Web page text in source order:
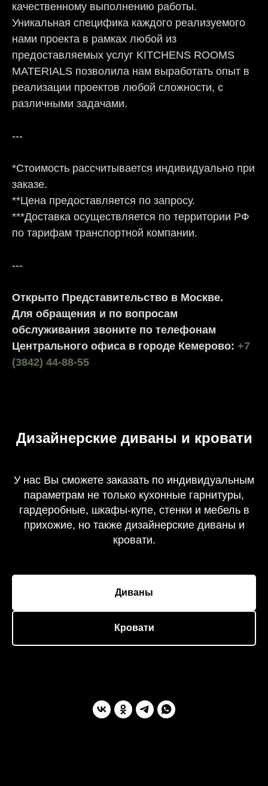
качественному выполнению работы.
Уникальная специфика каждого реализуемого
нами проекта в рамках любой из
предоставляемых услуг KITCHENS ROOMS
MATERIALS позволила нам выработать опыт в
реализации проектов любой сложности, с
различными задачами.
---
*Стоимость рассчитывается индивидуально при
заказе.
**Цена предоставляется по запросу.
***Доставка осуществляется по территории РФ
по тарифам транспортной компании.
---
Открыто Представительство в Москве.
Для обращения и по вопросам
обслуживания звоните по телефонам
Центрального офиса в городе Кемерово: +7
(3842) 44-88-55
Дизайнерские диваны и кровати
У нас Вы сможете заказать по индивидуальным
параметрам не только кухонные гарнитуры,
гардеробные, шкафы-купе, стенки и мебель в
прихожие, но также дизайнерские диваны и
кровати.
Диваны
Кровати